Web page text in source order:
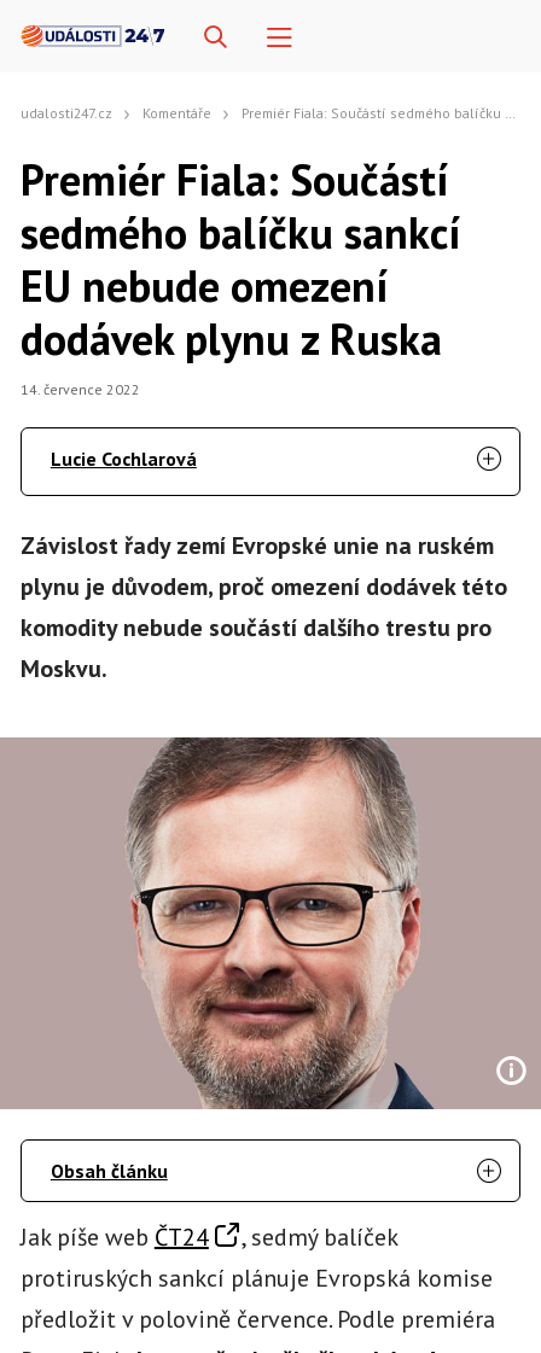
udalosti247.cz Komentáře Premiér Fiala: Součástí sedmého balíčku sankcí EU nebude omezení dodávek plynu z Ruska
Premiér Fiala: Součástí
sedmého balíčku sankcí
EU nebude omezení
dodávek plynu z Ruska
14. července 2022
Lucie Cochlarová
Závislost řady zemí Evropské unie na ruském
plynu je důvodem, proč omezení dodávek této
komodity nebude součástí dalšího trestu pro
Moskvu.
Obsah článku
Jak píše web ČT24
, sedmý balíček
protiruských sankcí plánuje Evropská komise
předložit v polovině července. Podle premiéra